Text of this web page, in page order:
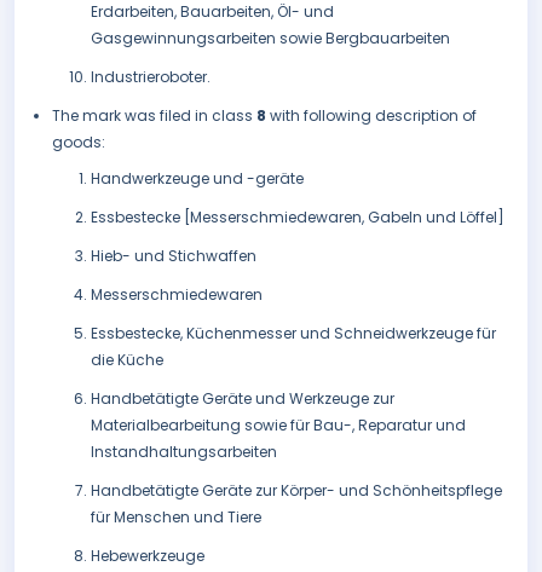
Erdarbeiten, Bauarbeiten, Öl- und
Gasgewinnungsarbeiten sowie Bergbauarbeiten
Industrieroboter.
The mark was filed in class 8 with following description of
goods:
Handwerkzeuge und -geräte
Essbestecke [Messerschmiedewaren, Gabeln und Löffel]
Hieb- und Stichwaffen
Messerschmiedewaren
Essbestecke, Küchenmesser und Schneidwerkzeuge für
die Küche
Handbetätigte Geräte und Werkzeuge zur
Materialbearbeitung sowie für Bau-, Reparatur und
Instandhaltungsarbeiten
Handbetätigte Geräte zur Körper- und Schönheitspflege
für Menschen und Tiere
Hebewerkzeuge